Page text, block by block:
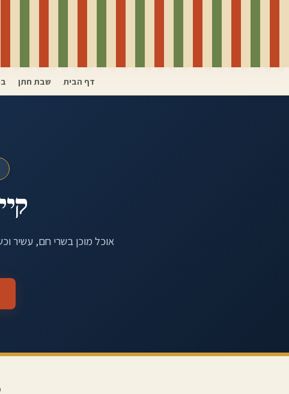
דף הבית שבת חתן
אוכל מוכן בשרי חם, עשיר וכשר למהדרין ב-